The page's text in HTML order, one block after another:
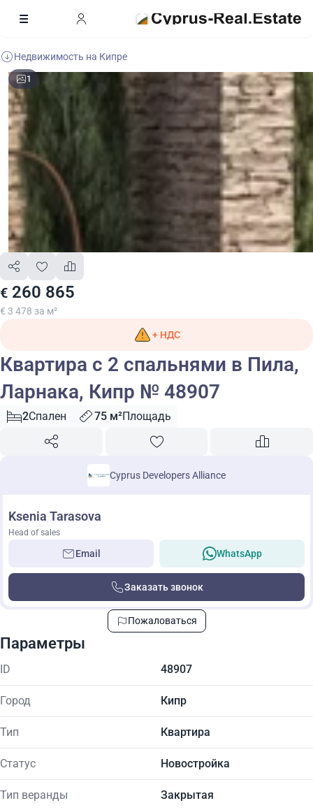
Недвижимость на Кипре
1
€ 260 865
€ 3 478 за м²
+ НДС
Квартира с 2 спальнями в Пила,
Ларнака, Кипр № 48907
2Спален 75 м²Площадь
Cyprus Developers Alliance
Ksenia Tarasova
Head of sales
Email WhatsApp
Заказать звонок
Пожаловаться
Параметры
ID 48907
Город Кипр
Тип Квартира
Статус Новостройка
Тип веранды Закрытая